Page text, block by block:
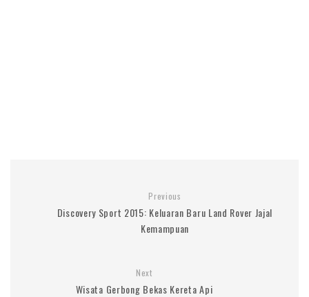
Previous
Discovery Sport 2015: Keluaran Baru Land Rover Jajal
Kemampuan
Next
Wisata Gerbong Bekas Kereta Api